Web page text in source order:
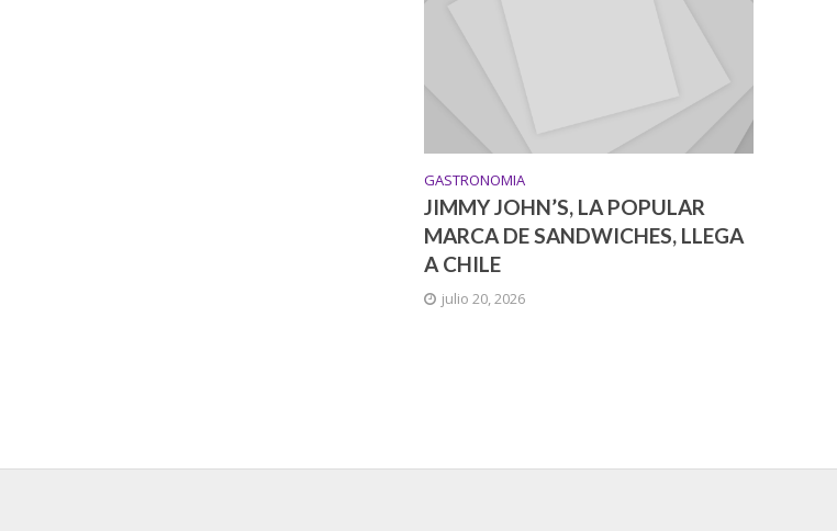
GASTRONOMIA
JIMMY JOHN’S, LA POPULAR
MARCA DE SANDWICHES, LLEGA
A CHILE
julio 20, 2026